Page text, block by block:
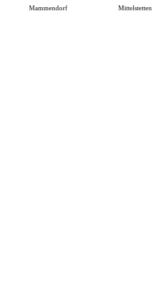
Mammendorf Mittelstetten